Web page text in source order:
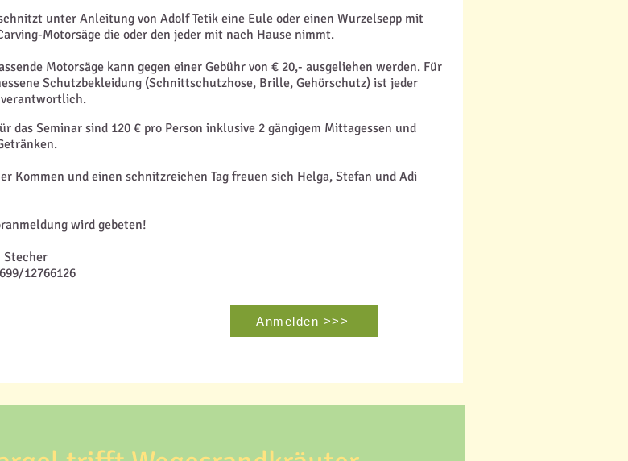
unter Anleitung von Adolf Tetik eine Eule oder einen Wurzelsepp mit
Motorsäge dieoder den jeder mit nach Hause nimmt.
Motorsäge kann gegen einer Gebühr von € 20,- ausgeliehen werden. Für
Schutzbekleidung (Schnittschutzhose, Brille, Gehörschutz) ist jeder
das Seminar sind 120 € pro Person inklusive 2 gängigem Mittagessen und
Kommen und einen schnitzreichen Tag freuen sich Helga, Stefan und Adi
wird gebeten!
Stecher
12766126
Anmelden >>>